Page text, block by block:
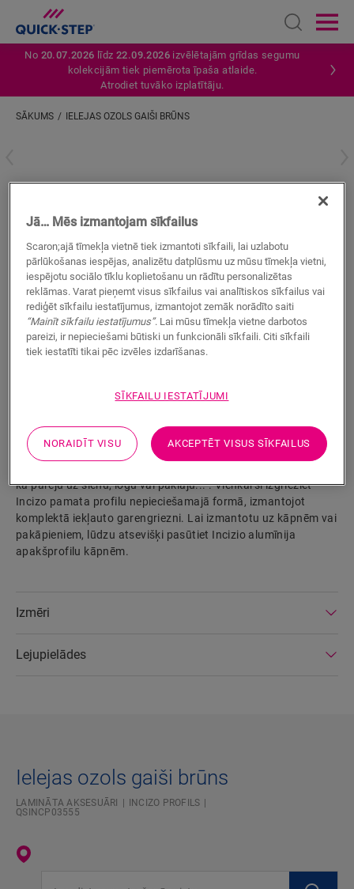
Open
No 20.07.2026 līdz22.09.2026 izvēlētajām grīdas segumu
kolekcijām tiek piemērota īpaša atlaide.
Atrodiet tuvāko izplatītāju.
SĀKUMS IELEJAS OZOLS GAIŠI BRŪNS
LAMINĀTA AKSESUĀRI INCIZO PROFILS
MEKLĒT
Izstrādājuma parametri
jūsu grīdai un kāpnēm to lielisko nobeigumu. Jūs varat
izmantot vienu un to pašu profilu visām nobeiguma
kā pāreju uz sienu, logu vai paklāju... . Vienkārši izgrieziet
Incizo pamata profilu nepieciešamajā formā, izmantojot
komplektā iekļauto garengriezni. Lai izmantotu uz kāpnēm vai
pakāpieniem, lūdzu atsevišķi pasūtiet Incizio alumīnija
apakšprofilu kāpnēm.
Izmēri
Lejupielādes
Ielejas ozols gaiši brūns
LAMINĀTA AKSESUĀRI
INCIZO PROFILS
QSINCP03555
Jā… Mēs izmantojam sīkfailus
Scaron;ajā tīmekļa vietnē tiek izmantoti sīkfaili, lai uzlabotu
pārlūkošanas iespējas, analizētu datplūsmu uz mūsu tīmekļa vietni,
iespējotu sociālo tīklu koplietošanu un rādītu personalizētas
reklāmas. Varat pieņemt visus sīkfailus vai analītiskos sīkfailus vai
rediģēt sīkfailu iestatījumus, izmantojot zemāk norādīto saiti
“Mainīt sīkfailu iestatījumus”. Lai mūsu tīmekļa vietne darbotos
pareizi, ir nepieciešami būtiski un funkcionāli sīkfaili. Citi sīkfaili
tiek iestatīti tikai pēc izvēles izdarīšanas.
SĪKFAILU IESTATĪJUMI
NORAIDĪT VISU AKCEPTĒT VISUS SĪKFAILUS